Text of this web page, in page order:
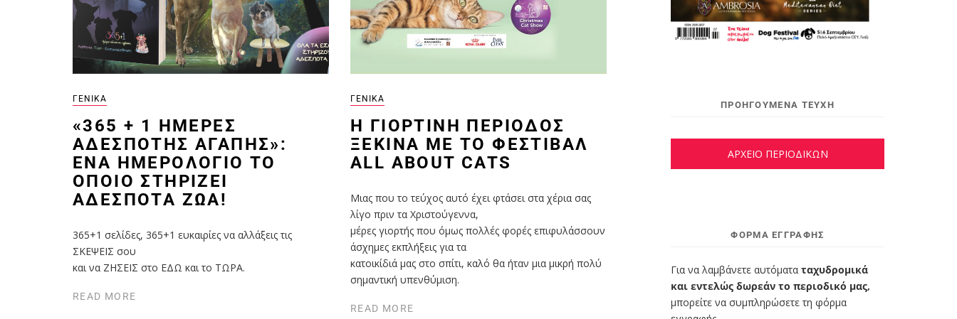
ΓΕΝΙΚΆ
«365 + 1 ΗΜΈΡΕΣ
ΑΔΈΣΠΟΤΗΣ ΑΓΆΠΗΣ»:
ΈΝΑ ΗΜΕΡΟΛΌΓΙΟ ΤΟ
ΟΠΟΊΟ ΣΤΗΡΊΖΕΙ
ΑΔΈΣΠΟΤΑ ΖΏΑ!
365+1 σελίδες, 365+1 ευκαιρίες να αλλάξεις τις
ΣΚΕΨΕΙΣ σου
και να ΖΗΣΕΙΣ στο ΕΔΩ και το ΤΩΡΑ.
READ MORE
ΓΕΝΙΚΆ
Η ΓΙΟΡΤΙΝΉ ΠΕΡΊΟΔΟΣ
ΞΕΚΙΝΆ ΜΕ ΤΟ ΦΕΣΤΙΒΆΛ
ALL ABOUT CATS
Μιας που το τεύχος αυτό έχει φτάσει στα χέρια σας
λίγο πριν τα Χριστούγεννα,
μέρες γιορτής που όμως πολλές φορές επιφυλάσσουν
άσχημες εκπλήξεις για τα
κατοικίδιά μας στο σπίτι, καλό θα ήταν μια μικρή πολύ
σημαντική υπενθύμιση.
READ MORE
ΠΡΟΗΓΟΥΜΕΝΑ ΤΕΥΧΗ
ΑΡΧΕΙΟ ΠΕΡΙΟΔΙΚΩΝ
ΦΌΡΜΑ ΕΓΓΡΑΦΉΣ
Για να λαμβάνετε αυτόματα ταχυδρομικά
και εντελώς δωρεάν το περιοδικό μας,
μπορείτε να συμπληρώσετε τη φόρμα